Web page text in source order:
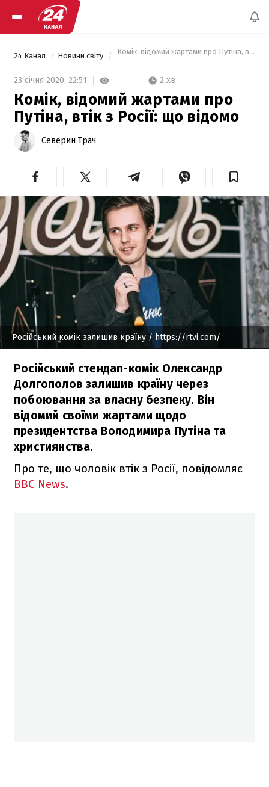
24 Канал Новини світу Комік, відомий жартами про Путіна, втік з
23 січня 2020, 22:51 2 хв
Комік, відомий жартами про
Путіна, втік з Росії: що відомо
Северин Трач
Російський комік залишив країну / https://rtvi.com/
Російський стендап-комік Олександр
Долгополов залишив країну через
побоювання за власну безпеку. Він
відомий своїми жартами щодо
президентства Володимира Путіна та
християнства.
Про те, що чоловік втік з Росії, повідомляє
BBC News.